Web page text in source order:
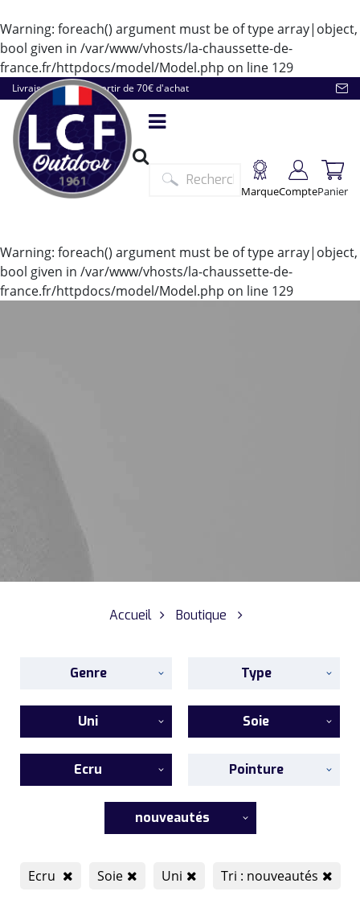
Warning: foreach() argument must be of type array|object,
bool given in /var/www/vhosts/la-chaussette-de-
france.fr/httpdocs/model/Model.php on line 129
Livraison offerte à partir de 70€ d'achat
MarqueComptePanier
Warning: foreach() argument must be of type array|object,
bool given in /var/www/vhosts/la-chaussette-de-
france.fr/httpdocs/model/Model.php on line 129
Accueil Boutique
Genre Type
Uni Soie
Ecru Pointure
nouveautés
Ecru Soie Uni Tri : nouveautés